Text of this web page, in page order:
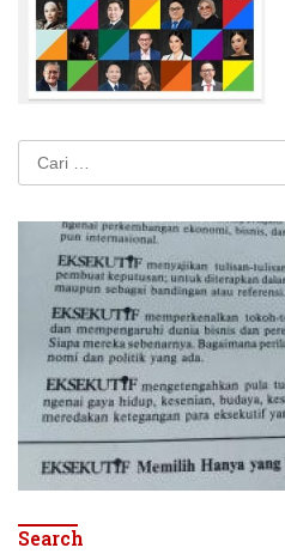
Cari
untuk:
Search